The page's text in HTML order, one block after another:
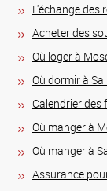
L'échange des
Acheter des
Où loger à
Où dormir à
Calendrier des
Où manger à
Où manger à
Assurance